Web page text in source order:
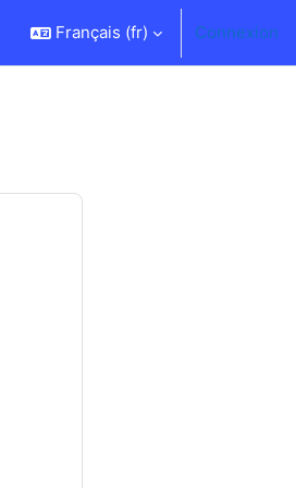
Français ‎(fr)‎ Connexion